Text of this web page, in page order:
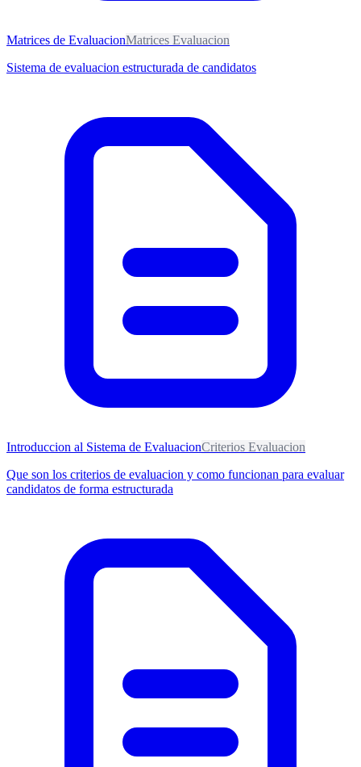
Matrices de EvaluacionMatrices Evaluacion
Sistema de evaluacion estructurada de candidatos
Introduccion al Sistema de EvaluacionCriterios Evaluacion
Que son los criterios de evaluacion y como funcionan para evaluar
candidatos de forma estructurada